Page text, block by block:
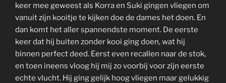
keer mee geweest als Korra en Suki gingen vliegen om
vanuit zijn kooitje te kijken doe de dames het doen. En
dan komt het aller spannendste moment. De eerste
keer dat hij buiten zonder kooi ging doen, wat hij
binnen perfect deed. Eerst even recallen naar de stok,
en toen ineens vloog hij mij zo voorbij voor zijn eerste
echte vlucht. Hij ging gelijk hoog vliegen maar gelukkig